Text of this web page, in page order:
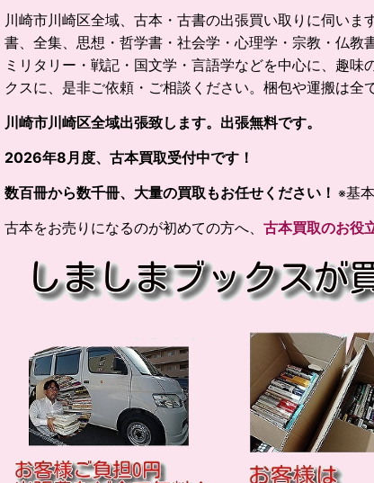
川崎市川崎区全域、古本・古書の出張買い取りに伺います
書、全集、思想・哲学書・社会学・心理学・宗教・仏教
ミリタリー・戦記・国文学・言語学などを中心に、趣味
クスに、是非ご依頼・ご相談ください。梱包や運搬は全
川崎市川崎区全域出張致します。出張無料です。
2026年8 月度、古本買取受付中です！
数百冊から数千冊、大量の買取もお任せください！ ※基
古本をお売りになるのが初めての方へ、 古本買取のお役